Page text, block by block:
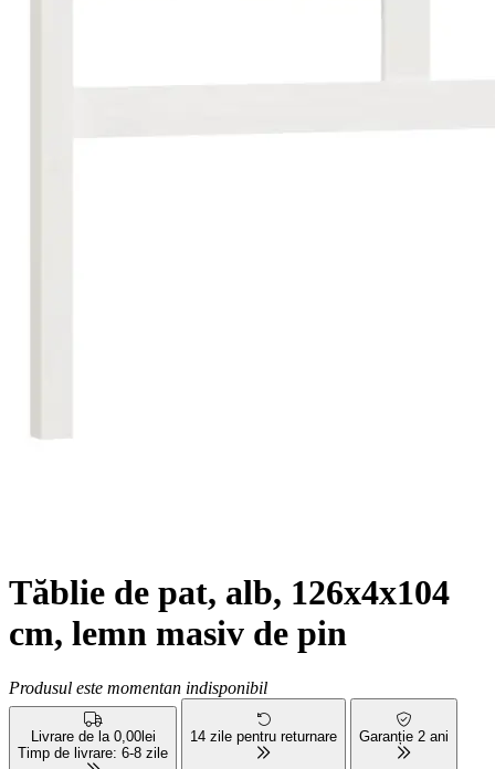
Tăblie de pat, alb, 126x4x104
cm, lemn masiv de pin
Produsul este momentan indisponibil
Livrare de la 0,00lei
Timp de livrare: 6-8 zile
14 zile pentru returnare Garanție 2 ani